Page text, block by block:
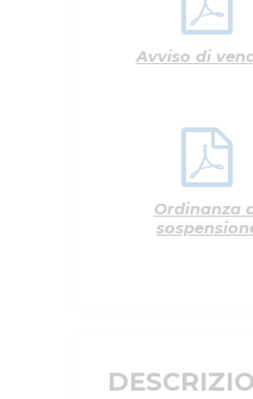
Avviso di
Ordinanza